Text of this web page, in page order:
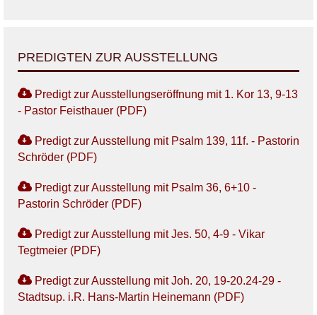
PREDIGTEN ZUR AUSSTELLUNG
Predigt zur Ausstellungseröffnung mit 1. Kor 13, 9-13
- Pastor Feisthauer (PDF)
Predigt zur Ausstellung mit Psalm 139, 11f. - Pastorin
Schröder (PDF)
Predigt zur Ausstellung mit Psalm 36, 6+10 -
Pastorin Schröder (PDF)
Predigt zur Ausstellung mit Jes. 50, 4-9 - Vikar
Tegtmeier (PDF)
Predigt zur Ausstellung mit Joh. 20, 19-20.24-29 -
Stadtsup. i.R. Hans-Martin Heinemann (PDF)